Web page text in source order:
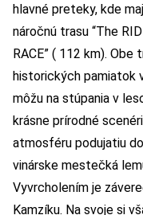
hlavné preteky, kde
náročnú trasu “The
RACE” ( 112 km).
historických pamiatok
môžu na stúpania v
krásne prírodné
atmosféru podujatiu
vinárske mestečká
Vyvrcholením je
Kamzíku. Na svoje si